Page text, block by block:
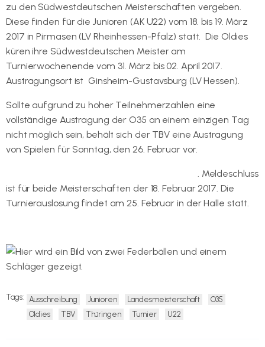
zu den Südwestdeutschen Meisterschaften vergeben.
Diese finden für die Junioren (AK U22) vom 18. bis 19. März
2017 in Pirmasen (LV Rheinhessen-Pfalz) statt. Die Oldies
küren ihre Südwestdeutschen Meister am
Turnierwochenende vom 31. März bis 02. April 2017.
Austragungsort ist Ginsheim-Gustavsburg (LV Hessen).
Sollte aufgrund zu hoher Teilnehmerzahlen eine
vollständige Austragung der O35 an einem einzigen Tag
nicht möglich sein, behält sich der TBV eine Austragung
von Spielen für Sonntag, den 26. Februar vor.
. Meldeschluss
ist für beide Meisterschaften der 18. Februar 2017. Die
Turnierauslosung findet am 25. Februar in der Halle statt.
Tags: Ausschreibung Junioren Landesmeisterschaft
O35
Oldies
TBV Thüringen Turnier U22